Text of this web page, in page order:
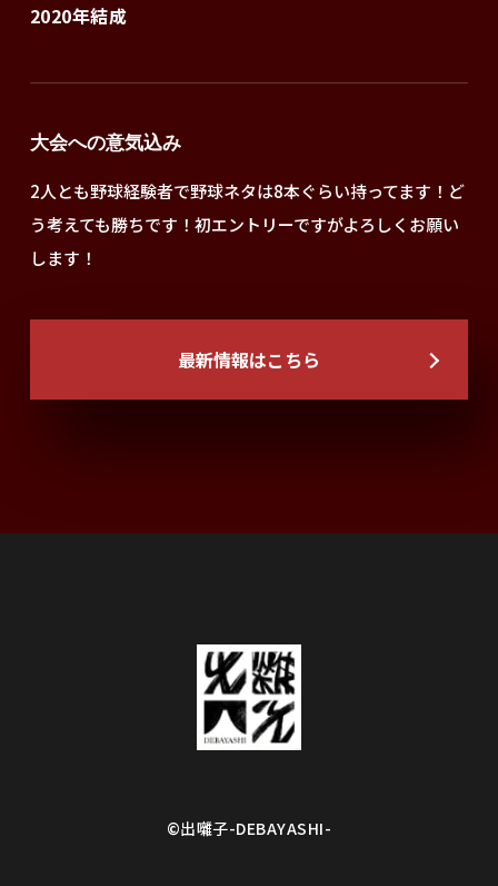
2020年結成
大会への意気込み
2人とも野球経験者で野球ネタは8本ぐらい持ってます！ど
う考えても勝ちです！初エントリーですがよろしくお願い
します！
最新情報はこちら
©︎出囃子-DEBAYASHI-